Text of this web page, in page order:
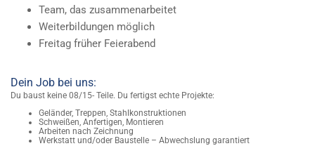
Team, das zu­sam­men­ar­bei­tet
Wei­ter­bil­dun­gen mög­lich
Frei­tag frü­her Fei­er­abend
Dein Job bei uns:
Du baust keine 08/15- Teile. Du fertigst echte Projekte:
Geländer, Treppen, Stahlkonstruktionen
Schweißen, Anfertigen, Montieren
Arbeiten nach Zeichnung
Werkstatt und/oder Baustelle – Abwechslung garantiert